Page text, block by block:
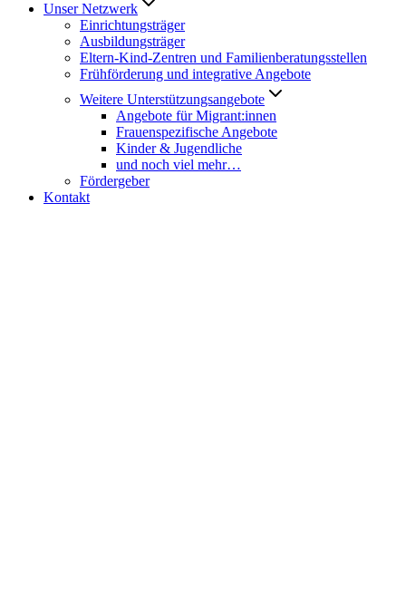
Unser Netzwerk
Einrichtungsträger
Ausbildungsträger
Eltern-Kind-Zentren und Familienberatungsstellen
Frühförderung und integrative Angebote
Weitere Unterstützungsangebote
Angebote für Migrant:innen
Frauenspezifische Angebote
Kinder & Jugendliche
und noch viel mehr…
Fördergeber
Kontakt